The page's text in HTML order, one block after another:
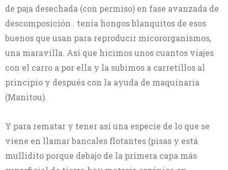
de paja desechada (con permiso) en fase avanzada de
descomposición.. tenía hongos blanquitos de esos
buenos que usan para reproducir micororganismos,
una maravilla. Así que hicimos unos cuantos viajes
con el carro a por ella y la subimos a carretillos al
principio y después con la ayuda de maquinaria
(Manitou).
Y para rematar y tener así una especie de lo que se
viene en llamar bancales flotantes (pisas y está
mullidito porque debajo de la primera capa más